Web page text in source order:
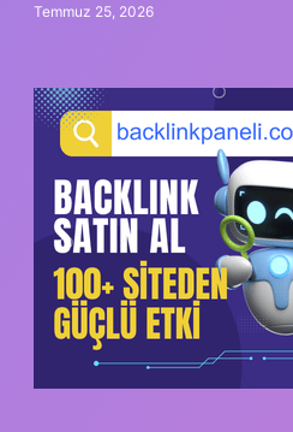
Temmuz 25, 2026